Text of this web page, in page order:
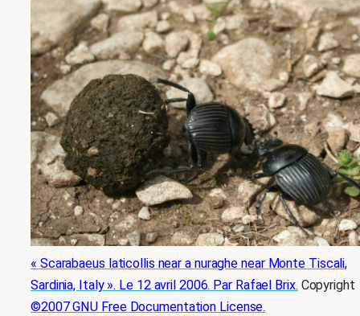
« Scarabaeus laticollis near a nuraghe near Monte Tiscali,
Sardinia, Italy ». Le 12 avril 2006. Par Rafael Brix. Copyright
©2007 GNU Free Documentation License.